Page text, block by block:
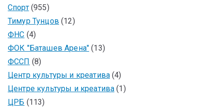
Спорт(955)
Тимур Тунцов (12)
ФНС (4)
ФОК "Баташев Арена" (13)
ФССП (8)
Центр культуры и креатива (4)
Центре культуры и креатива (1)
ЦРБ (113)